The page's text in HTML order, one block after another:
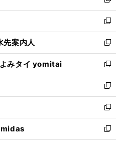
開
く
ウ
で
開
く
ウ
ィ
ン
ド
ウ
で
開
く
し
い
ウ
ィ
ン
ド
ウ
で
開
く
新
し
い
ウ
ィ
ン
ド
ウ
で
開
く
先案内人
新
し
い
ウ
ィ
ン
ド
ウ
で
開
みタイ yomitai
新
し
い
ウ
ィ
ン
ド
ウ
新
し
い
ウ
ィ
ン
新
し
い
ウ
新
し